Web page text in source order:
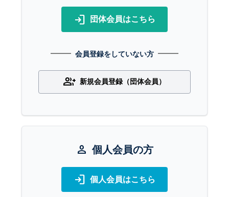
login 団体会員はこちら
会員登録をしていない方
group_add 新規会員登録（団体会員）
person 個人会員の方
login 個人会員はこちら